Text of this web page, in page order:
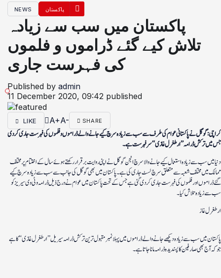
NEWS پاکستان
پاکستان میں سب سے زیادہ
تلاش کیے گئے ڈراموں و فلموں
کی فہرست جاری
Published by admin
11 December 2020, 09:42 published
LIKE A+A- SHARE
کراچی: گوگل نے پاکستانی عوام کی طرف سے سب سے زیادہ سرچ کیے جانے والے ڈراموں و فلموں کی فہرست جاری کردی
جس میں ترکش ڈرامہ ’’ارطغرل غازی‘‘ سرفہرست ہے۔
دنیا میں سب سے زیادہ استعمال کیے جانے والا سرچ انجن گوگل نے اپنی روایت برقرار رکھتے ہوئے سال کے اختتام پر مختلف
ممالک میں مختلف شعبہ سے متعلق سرچ لسٹ جاری کی ہے۔ پاکستان میں بھی گوگل کی جانب سے سب سے زیادہ سرچ کیے
گئے ڈراموں اور فلموں کی فہرست جاری کردی گئی ہے جس کے تحت پاکستان میں عوام نے درج ذیل ڈرامہ و ٹی وی سیریز کو
سب سے زیادہ تلاش کیا۔
ارطغرل غاز
پاکستان میں سب سے زیادہ دیکھے جانے والے ڈراموں میں پہلا نمبر مقبول ترین ترکش ڈرامہ سیریل ’’ارطغرل غازی ‘‘ کا ہے
جو کہ آج بھی صارفین کا پسندیدہ ڈرامہ مانا جاتا ہے۔